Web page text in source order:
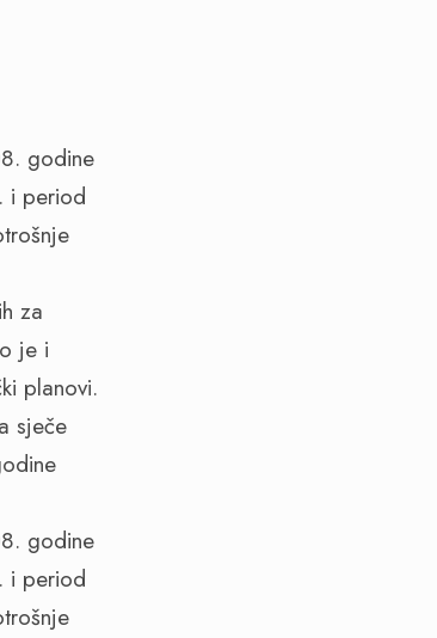
godine
i period
za
je i
planovi.
sječe
godine
i period